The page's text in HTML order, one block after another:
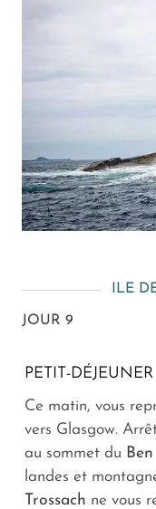
ILE
JOUR 9
PETIT-DÉJEUNER
Ce matin, vous
vers Glasgow.
au sommet du
landes et
Trossach ne vous